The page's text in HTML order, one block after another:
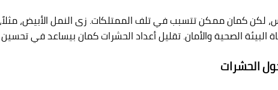
لكن كمان ممكن تتسبب في تلف الممتلكات. زى النمل الأبيض،
البيئة الصحية والأمان. تقليل أعداد الحشرات كمان بيساعد في تحسين
الحشرات